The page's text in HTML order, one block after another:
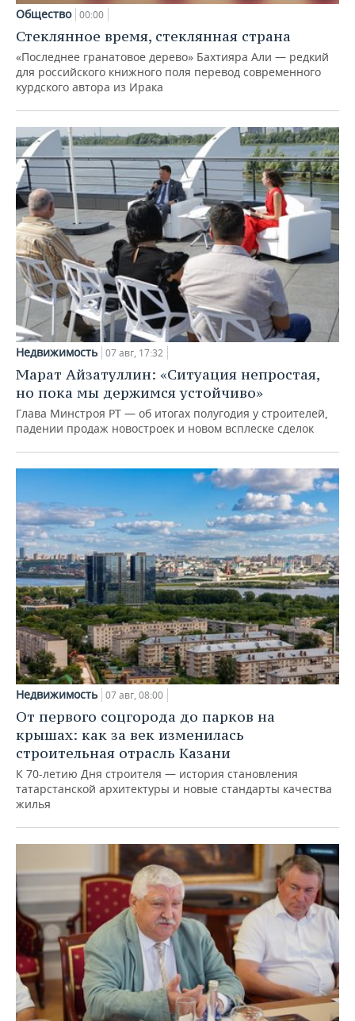
Общество 00:00
Стеклянное время, стеклянная страна
«Последнее гранатовое дерево» Бахтияра Али — редкий
для российского книжного поля перевод современного
курдского автора из Ирака
Недвижимость 07 авг, 17:32
Марат Айзатуллин: «Ситуация непростая,
но пока мы держимся устойчиво»
Глава Минстроя РТ — об итогах полугодия у строителей,
падении продаж новостроек и новом всплеске сделок
Недвижимость 07 авг, 08:00
От первого соцгорода до парков на
крышах: как за век изменилась
строительная отрасль Казани
К 70-летию Дня строителя — история становления
татарстанской архитектуры и новые стандарты качества
жилья